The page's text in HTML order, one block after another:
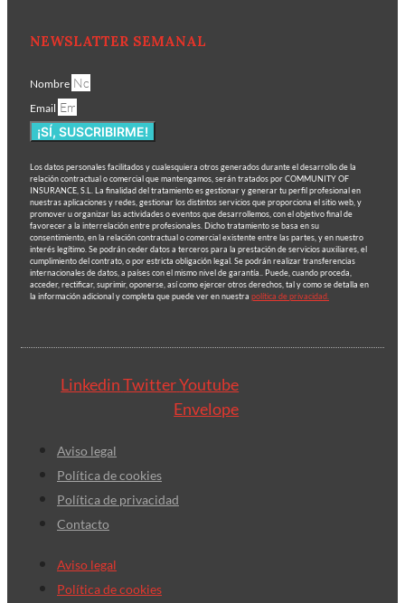
NEWSLATTER SEMANAL
Nombre
Email
¡SÍ, SUSCRIBIRME!
Los datos personales facilitados y cualesquiera otros generados durante el desarrollo de la
relación contractual o comercial que mantengamos, serán tratados por COMMUNITY OF
INSURANCE, S.L. La finalidad del tratamiento es gestionar y generar tu perfil profesional en
nuestras aplicaciones y redes, gestionar los distintos servicios que proporciona el sitio web, y
promover u organizar las actividades o eventos que desarrollemos, con el objetivo final de
favorecer a la interrelación entre profesionales. Dicho tratamiento se basa en su
consentimiento, en la relación contractual o comercial existente entre las partes, y en nuestro
interés legítimo. Se podrán ceder datos a terceros para la prestación de servicios auxiliares, el
cumplimiento del contrato, o por estricta obligación legal. Se podrán realizar transferencias
internacionales de datos, a países con el mismo nivel de garantía.. Puede, cuando proceda,
acceder, rectificar, suprimir, oponerse, así como ejercer otros derechos, tal y como se detalla en
la información adicional y completa que puede ver en nuestra política de privacidad.
LinkedinTwitterYoutube
Envelope
Aviso legal
Política de cookies
Política de privacidad
Contacto
Aviso legal
Política de cookies